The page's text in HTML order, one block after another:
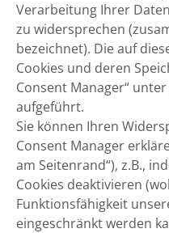
Verarbeitung Ihrer
zu widersprechen
bezeichnet). Die auf
Cookies und deren
Consent Manager“
aufgeführt.
Sie können Ihren
Consent Manager
am Seitenrand“), z.B.,
Cookies deaktivieren
Funktionsfähigkeit
eingeschränkt werden